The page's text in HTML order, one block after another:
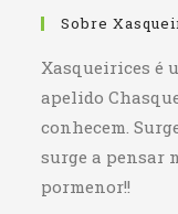
Sobre
Xasqueirices é
apelido
conhecem.
surge a pensar
pormenor!!